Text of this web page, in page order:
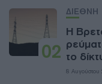
02
ΔΙΕΘΝΗ
Η
το
8 Αυγούστου